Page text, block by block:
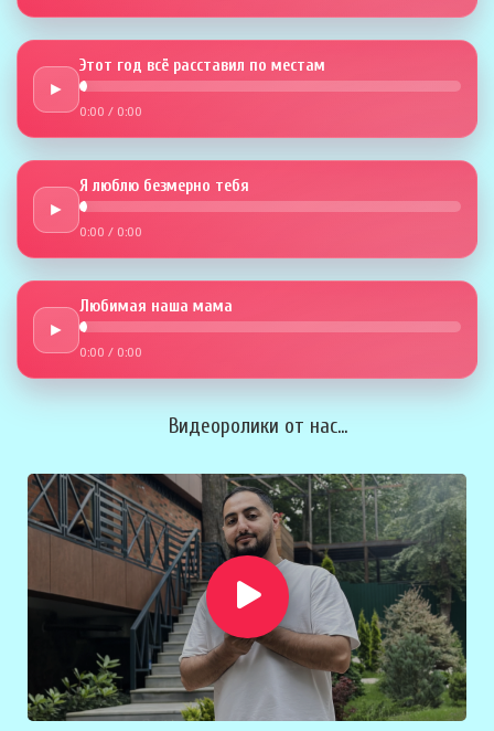
►
Этот год всё расставил по местам
0:00 / 0:00
►
Я люблю безмерно тебя
0:00 / 0:00
►
Любимая наша мама
0:00 / 0:00
Видеоролики от нас...